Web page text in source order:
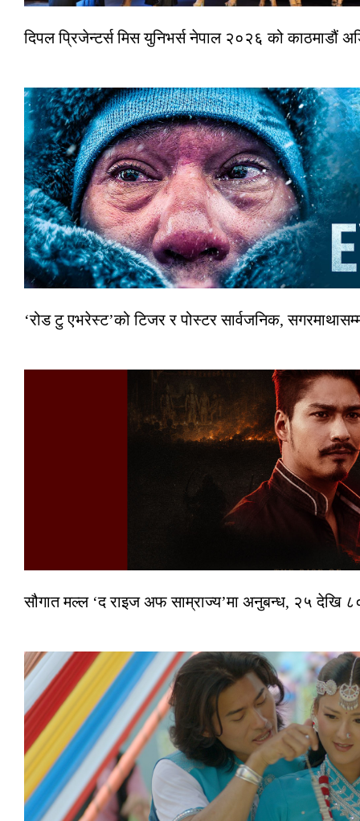
दिपल प्रिजेन्टर्स मिस युनिभर्स नेपाल २०२६ को काठमाडौं
‘रोड टु एभरेस्ट’को टिजर र पोस्टर सार्वजनिक,
सौगात मल्ल ‘द राइज अफ साम्राज्य’मा अनुबन्ध, २५ देखि